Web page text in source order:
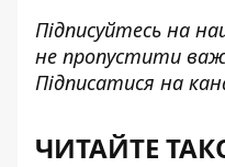
Підписуйтесь на
не пропустити
Підписатися на
ЧИТАЙТЕ